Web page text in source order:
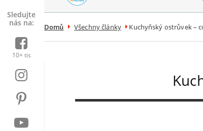
Sledujte
nás na:
10+ tis
Domů Všechny články Kuchyňský ostrůvek –